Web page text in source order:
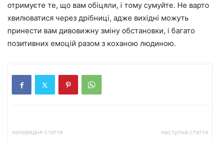
отримуєте те, що вам обіцяли, і тому сумуйте. Не варто
хвилюватися через дрібниці, адже вихідні можуть
принести вам дивовижну зміну обстановки, і багато
позитивних емоцій разом з коханою людиною.
попередня стаття наступна стаття